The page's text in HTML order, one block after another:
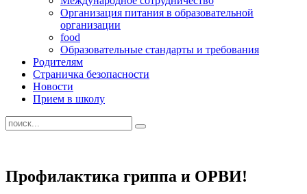
Организация питания в образовательной
организации
food
Образовательные стандарты и требования
Родителям
Страничка безопасности
Новости
Прием в школу
Профилактика гриппа и ОРВИ!